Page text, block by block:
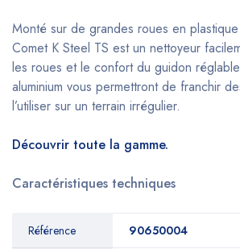
Monté sur de grandes roues en
Comet K Steel TS est un nettoyeur
les roues et le confort du guidon
aluminium vous permettront de franchir
l’utiliser sur un terrain irrégulier.
Découvrir toute la gamme.
Caractéristiques techniques
Référence 90650004